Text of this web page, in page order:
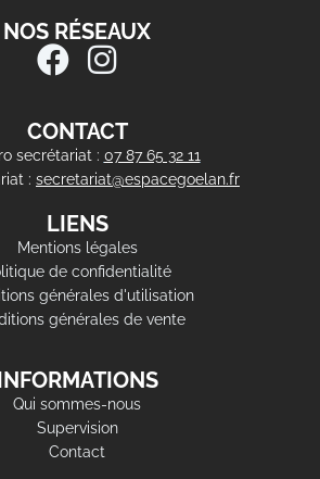
NOS RÉSEAUX
CONTACT
secrétariat : 07 87 65 32 11
: secretariat@espacegoelan.fr
LIENS
Mentions légales
de confidentialité
générales d'utilisation
générales de vente
Qui sommes-nous
Supervision
Contact